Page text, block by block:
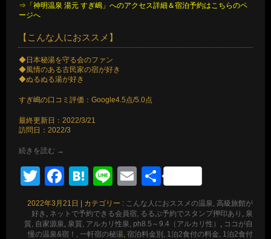
⇒「神明温泉 湯元 すぎ嶋」へのアクセス詳細＆宿泊予約はこちらのペ
ージへ
【こんな人におススメ】
◆日本秘湯を守る会のファン
◆風情のある古民家の宿が好き
◆ぬるぬる湯が好き
すぎ嶋の口コミ評価：Google4.5点/5.0点
最終更新日：2022/3/21
訪問日：2022/3
続きを読む →
TwitterFacebook
Hatena
LineEmail
共
有
2022年3月21日 | カテゴリー : こんな人におススメの温泉, 高級旅館が
好き
ネットで予約できる会員宿, るるぶ予約でスタンプ押印あり
泉
質, 自家源泉 泉質, アルカリ性泉, ph8.5～9.4（アルカリ性）
ココが自
慢の温泉&宿！, 一軒宿の秘湯 宿泊料金別, 1泊2食付の料金, 1泊2食付